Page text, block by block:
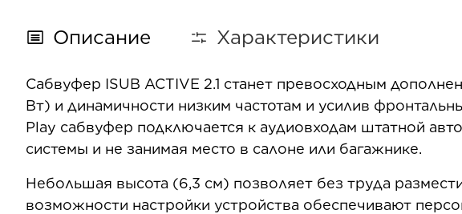
Описание Характеристики
Сабвуфер ISUB ACTIVE 2.1 станет превосходным
Вт) и динамичности низким частотам и усилив
Play сабвуфер подключается к аудиовходам штатной
системы и не занимая место в салоне или багажнике.
Небольшая высота (6,3 см) позволяет без труда
возможности настройки устройства обеспечивают